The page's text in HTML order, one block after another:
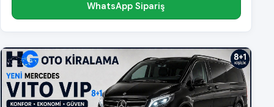
WhatsApp Sipariş